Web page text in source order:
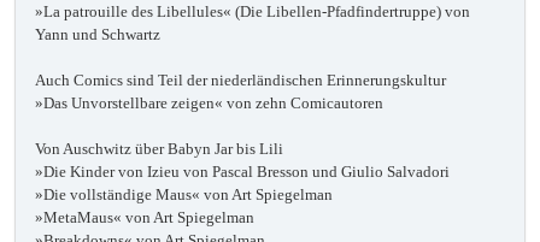
»La patrouille des Libellules« (Die Libellen-Pfadfindertruppe) von
Yann und Schwartz
Auch Comics sind Teil der niederländischen Erinnerungskultur
»Das Unvorstellbare zeigen« von zehn Comicautoren
Von Auschwitz über Babyn Jar bis Lili
»Die Kinder von Izieu von Pascal Bresson und Giulio Salvadori
»Die vollständige Maus« von Art Spiegelman
»MetaMaus« von Art Spiegelman